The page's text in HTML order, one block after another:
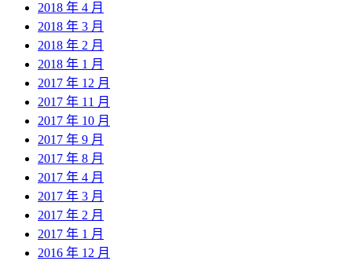
2018 年 4 月
2018 年 3 月
2018 年 2 月
2018 年 1 月
2017 年 12 月
2017 年 11 月
2017 年 10 月
2017 年 9 月
2017 年 8 月
2017 年 4 月
2017 年 3 月
2017 年 2 月
2017 年 1 月
2016 年 12 月